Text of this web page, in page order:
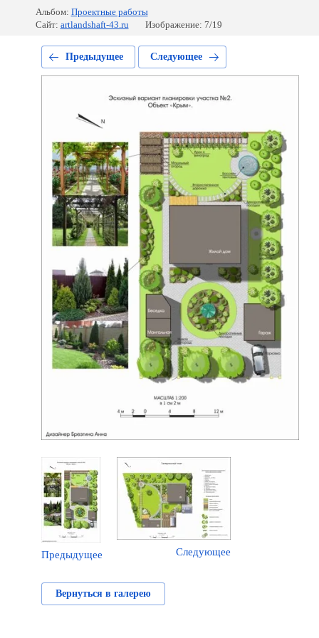
Альбом: Проектные работы
Сайт: artlandshaft-43.ru Изображение: 7/19
Предыдущее Следующее
Предыдущее Следующее
Вернуться в галерею